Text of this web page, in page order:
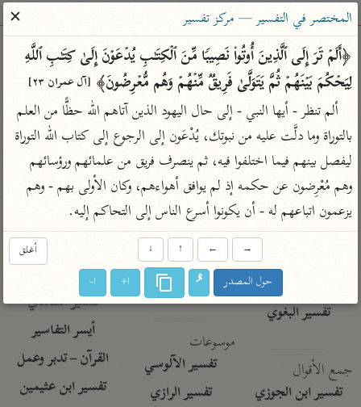
ساهم معنا في نشر القرآن والعلم الشرعي
الباحث القرآني
بحث تفسير علوم مصاحف معاجم
Type 2 or more characters for results.
Type 1 or more
characters for results.
أمّهات
تفسير الطبري
تفسير ابن كثير
تفسير القرطبي
تفسير البغوي
جمع الأقوال
تفسير ابن الجوزي
عامّة
فتح البيان للقنوجي
فتح القدير للشوكاني
تفسير ابن جزي
موسوعات
تفسير الآلوسي
تفسير الرازي
معاصرة
الميسر
المختصر في
التفسير
تفسير السعدي
أيسر التفاسير
القرآن – تدبر وعمل
تفسير ابن عثيمين
المختصر في التفسير — مركز تفسير
✕
لِیَحۡكُمَ بَیۡنَهُمۡ ثُمَّ یَتَوَلَّىٰ فَرِیقࣱ مِّنۡهُمۡ وَهُم مُّعۡرِضُونَ﴾ [آل عمران ٢٣]
يزعمون اتباعهم له - أن يكونوا أسرع الناس إلى التحاكم إليه.
أغلق →
←
↑
↓
حول المصدر ا+ ا-